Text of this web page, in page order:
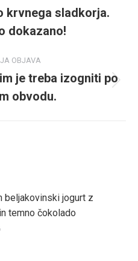
Pinterestu
Predhodna
objava
krvnega sladkorja.
dokazano!
OBJAVA
Naslednja
objava
je treba izogniti po
obvodu.
beljakovinski jogurt z
temno čokolado